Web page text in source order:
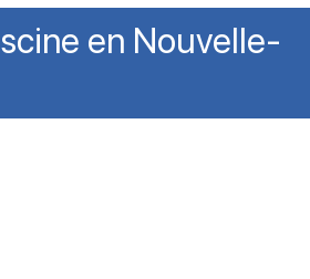
en Nouvelle-